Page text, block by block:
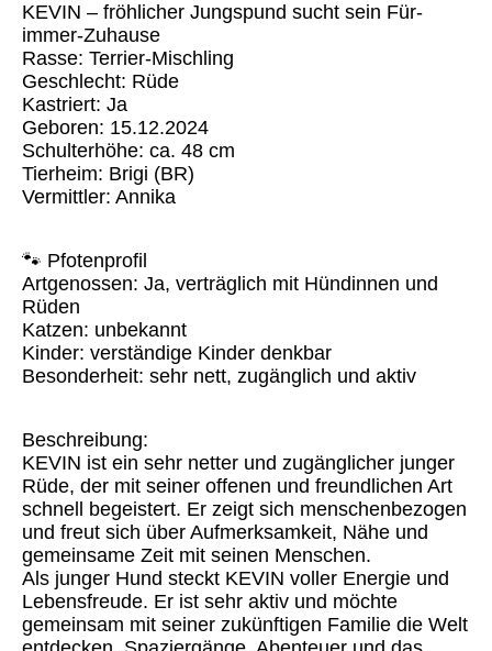
KEVIN – fröhlicher Jungspund sucht sein Für-
immer-Zuhause
Rasse: Terrier-Mischling
Geschlecht: Rüde
Kastriert: Ja
Geboren: 15.12.2024
Schulterhöhe: ca. 48 cm
Tierheim: Brigi (BR)
Vermittler: Annika
🐾 Pfotenprofil
Artgenossen: Ja, verträglich mit Hündinnen und
Rüden
Katzen: unbekannt
Kinder: verständige Kinder denkbar
Besonderheit: sehr nett, zugänglich und aktiv
Beschreibung:
KEVIN ist ein sehr netter und zugänglicher junger
Rüde, der mit seiner offenen und freundlichen Art
schnell begeistert. Er zeigt sich menschenbezogen
und freut sich über Aufmerksamkeit, Nähe und
gemeinsame Zeit mit seinen Menschen.
Als junger Hund steckt KEVIN voller Energie und
Lebensfreude. Er ist sehr aktiv und möchte
gemeinsam mit seiner zukünftigen Familie die Welt